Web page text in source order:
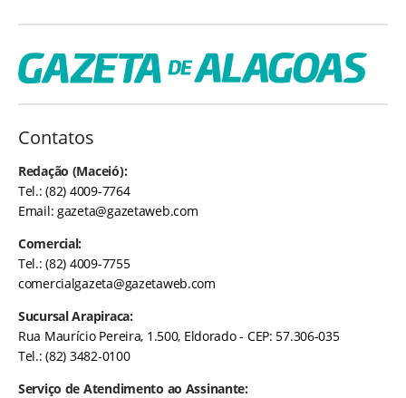
Contatos
Redação (Maceió):
Tel.: (82) 4009-7764
Email:gazeta@gazetaweb.com
Comercial:
Tel.: (82) 4009-7755
comercialgazeta@gazetaweb.com
Sucursal Arapiraca:
Rua Maurício Pereira, 1.500, Eldorado - CEP: 57.306-035
Tel.: (82) 3482-0100
Serviço de Atendimento ao Assinante: